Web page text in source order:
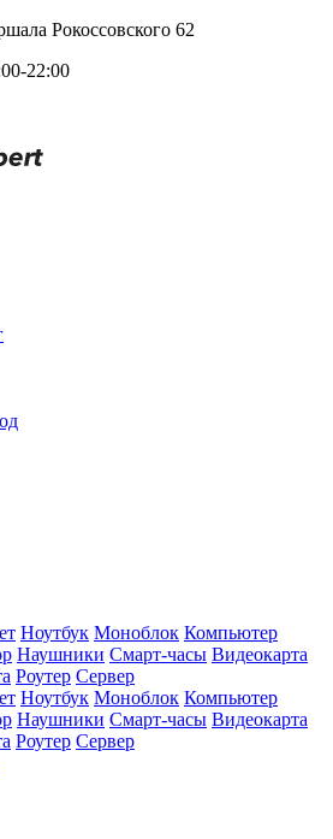
Рокоссовского 62
22:00
Ноутбук Моноблок Компьютер
Наушники Смарт-часы Видеокарта
Роутер Сервер
Ноутбук Моноблок Компьютер
Наушники Смарт-часы Видеокарта
Роутер Сервер